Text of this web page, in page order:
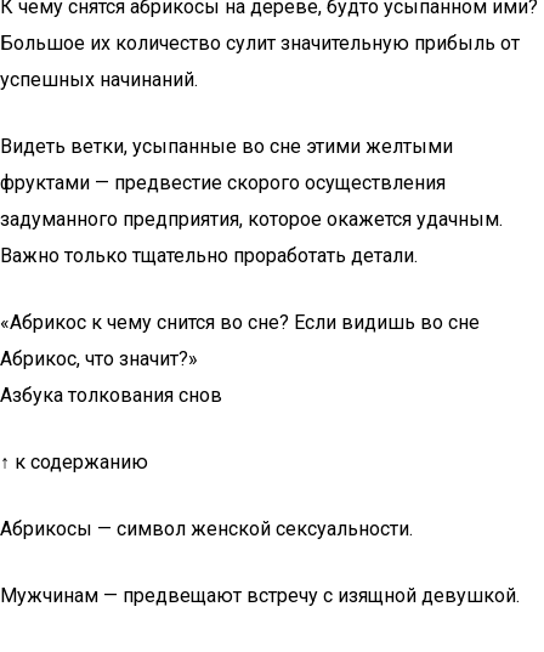
К чему снятся абрикосы на дереве, будто усыпанном ими?
Большое их количество сулит значительную прибыль от
успешных начинаний.
Видеть ветки, усыпанные во сне этими желтыми
фруктами — предвестие скорого осуществления
задуманного предприятия, которое окажется удачным.
Важно только тщательно проработать детали.
«Абрикос к чему снится во сне? Если видишь во сне
Абрикос, что значит?»
Азбука толкования снов
↑ к содержанию
Абрикосы — символ женской сексуальности.
Мужчинам — предвещают встречу с изящной девушкой.